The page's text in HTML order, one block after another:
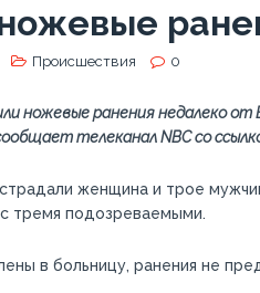
Происшествия 0
ножевые ранения недалеко от
телеканал NBC со
женщина и трое
тремя подозреваемыми.
в больницу, ранения не